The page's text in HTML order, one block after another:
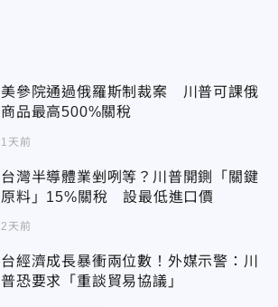
美參院通過俄羅斯制裁案 川普可課俄
商品最高500%關稅
1天前
台灣半導體業剉咧等？川普開鍘「關鍵
原料」15%關稅 設最低進口價
2天前
台經濟成長暴衝兩位數！外媒示警：川
普恐要求「重談貿易協議」